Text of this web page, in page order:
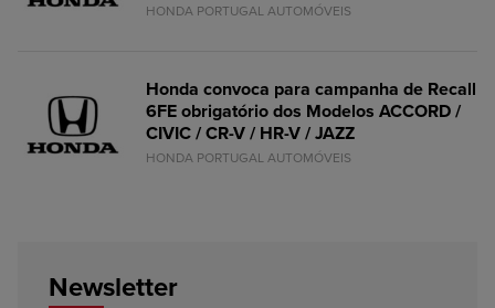
HONDA PORTUGAL AUTOMÓVEIS
Honda convoca para campanha de Recall
6FE obrigatório dos Modelos ACCORD /
CIVIC / CR-V / HR-V / JAZZ
HONDA PORTUGAL AUTOMÓVEIS
Newsletter